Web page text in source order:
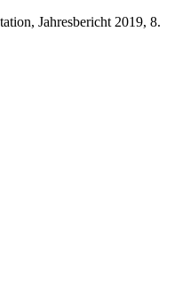
Jahresbericht 2019, 8.